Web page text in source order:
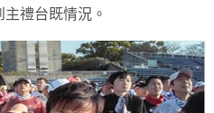
禮台既情況。